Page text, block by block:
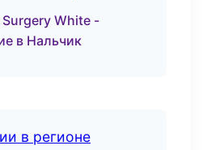
White -
в Нальчик
в регионе